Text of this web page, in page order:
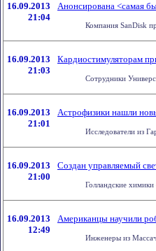
16.09.2013
21:04
Анонсирована <самая
Компания SanDisk
16.09.2013
21:03
Кардиостимуляторам
Сотрудники
16.09.2013
21:01
Астрофизики нашли
Исследователи из
16.09.2013
21:00
Создан управляемый
Голландские химики
16.09.2013
12:49
Американцы научили
Инженеры из